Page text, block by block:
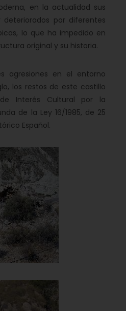
en la actualidad sus
por diferentes
lo que ha impedido en
original y su historia.
agresiones en el entorno
los restos de este castillo
Interés Cultural por la
de la Ley 16/1985, de 25
Español.